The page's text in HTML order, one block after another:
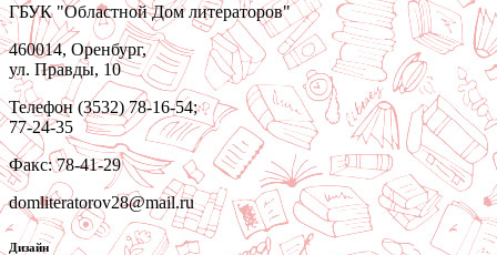
ГБУК "Областной Дом литераторов"
460014, Оренбург,
ул. Правды, 10
Телефон (3532) 78-16-54;
77-24-35
Факс: 78-41-29
domliteratorov28@mail.ru
Дизайн